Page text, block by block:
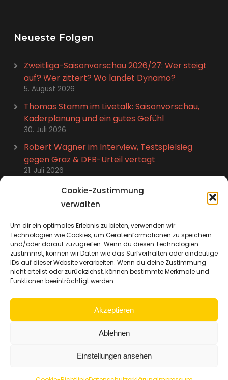
Cookie-Zustimmung
verwalten
Um dir ein optimales Erlebnis zu bieten, verwenden wir
Technologien wie Cookies, um Geräteinformationen zu speichern
und/oder darauf zuzugreifen. Wenn du diesen Technologien
zustimmst, können wir Daten wie das Surfverhalten oder eindeutige
IDs auf dieser Website verarbeiten. Wenn du deine Zustimmung
nicht erteilst oder zurückziehst, können bestimmte Merkmale und
Funktionen beeinträchtigt werden.
Akzeptieren
Ablehnen
Einstellungen ansehen
Neueste Folgen
Zweitliga-Saisonvorschau 2026/27: Wer steigt
auf? Wer zittert? Wo landet Dynamo?
5. August 2026
Thomas Stamm im Livetalk: Saisonvorschau,
Kaderplanung und ein gutes Gefühl
30. Juli 2026
Robert Wagner im Interview, Testspielsieg
gegen Graz & DFB-Urteil vertagt
21. Juli 2026
Stefan Kutschke im Talk: Abschied, Karriere-
Highlights und neues Leben
Zweimal 14:0, Trikot-Aktion für Bünning &
Spielplan-Diskussion
8. Juli 2026